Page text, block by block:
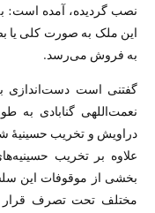
نصب گردیده، آمده است:
این ملک به صورت کلی یا
به فروش می‌رسد.
گفتنی است دست‌اندازی
نعمت‌اللهی گنابادی به
دراویش و تخریب حسینیهٔ
علاوه بر تخریب
بخشی از موقوفات این
مختلف تحت تصرف قرار